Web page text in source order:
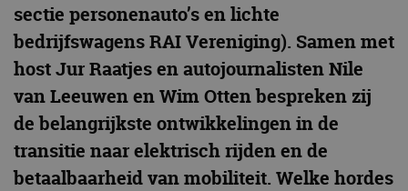
sectie personenauto’s en lichte
bedrijfswagens RAI Vereniging). Samen met
host Jur Raatjes en autojournalisten Nile
van Leeuwen en Wim Otten bespreken zij
de belangrijkste ontwikkelingen in de
transitie naar elektrisch rijden en de
betaalbaarheid van mobiliteit. Welke hordes